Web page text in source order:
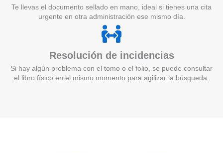
Te llevas el documento sellado en mano, ideal si tienes una cita
urgente en otra administración ese mismo día.
Resolución de incidencias
Si hay algún problema con el tomo o el folio, se puede consultar
el libro físico en el mismo momento para agilizar la búsqueda.